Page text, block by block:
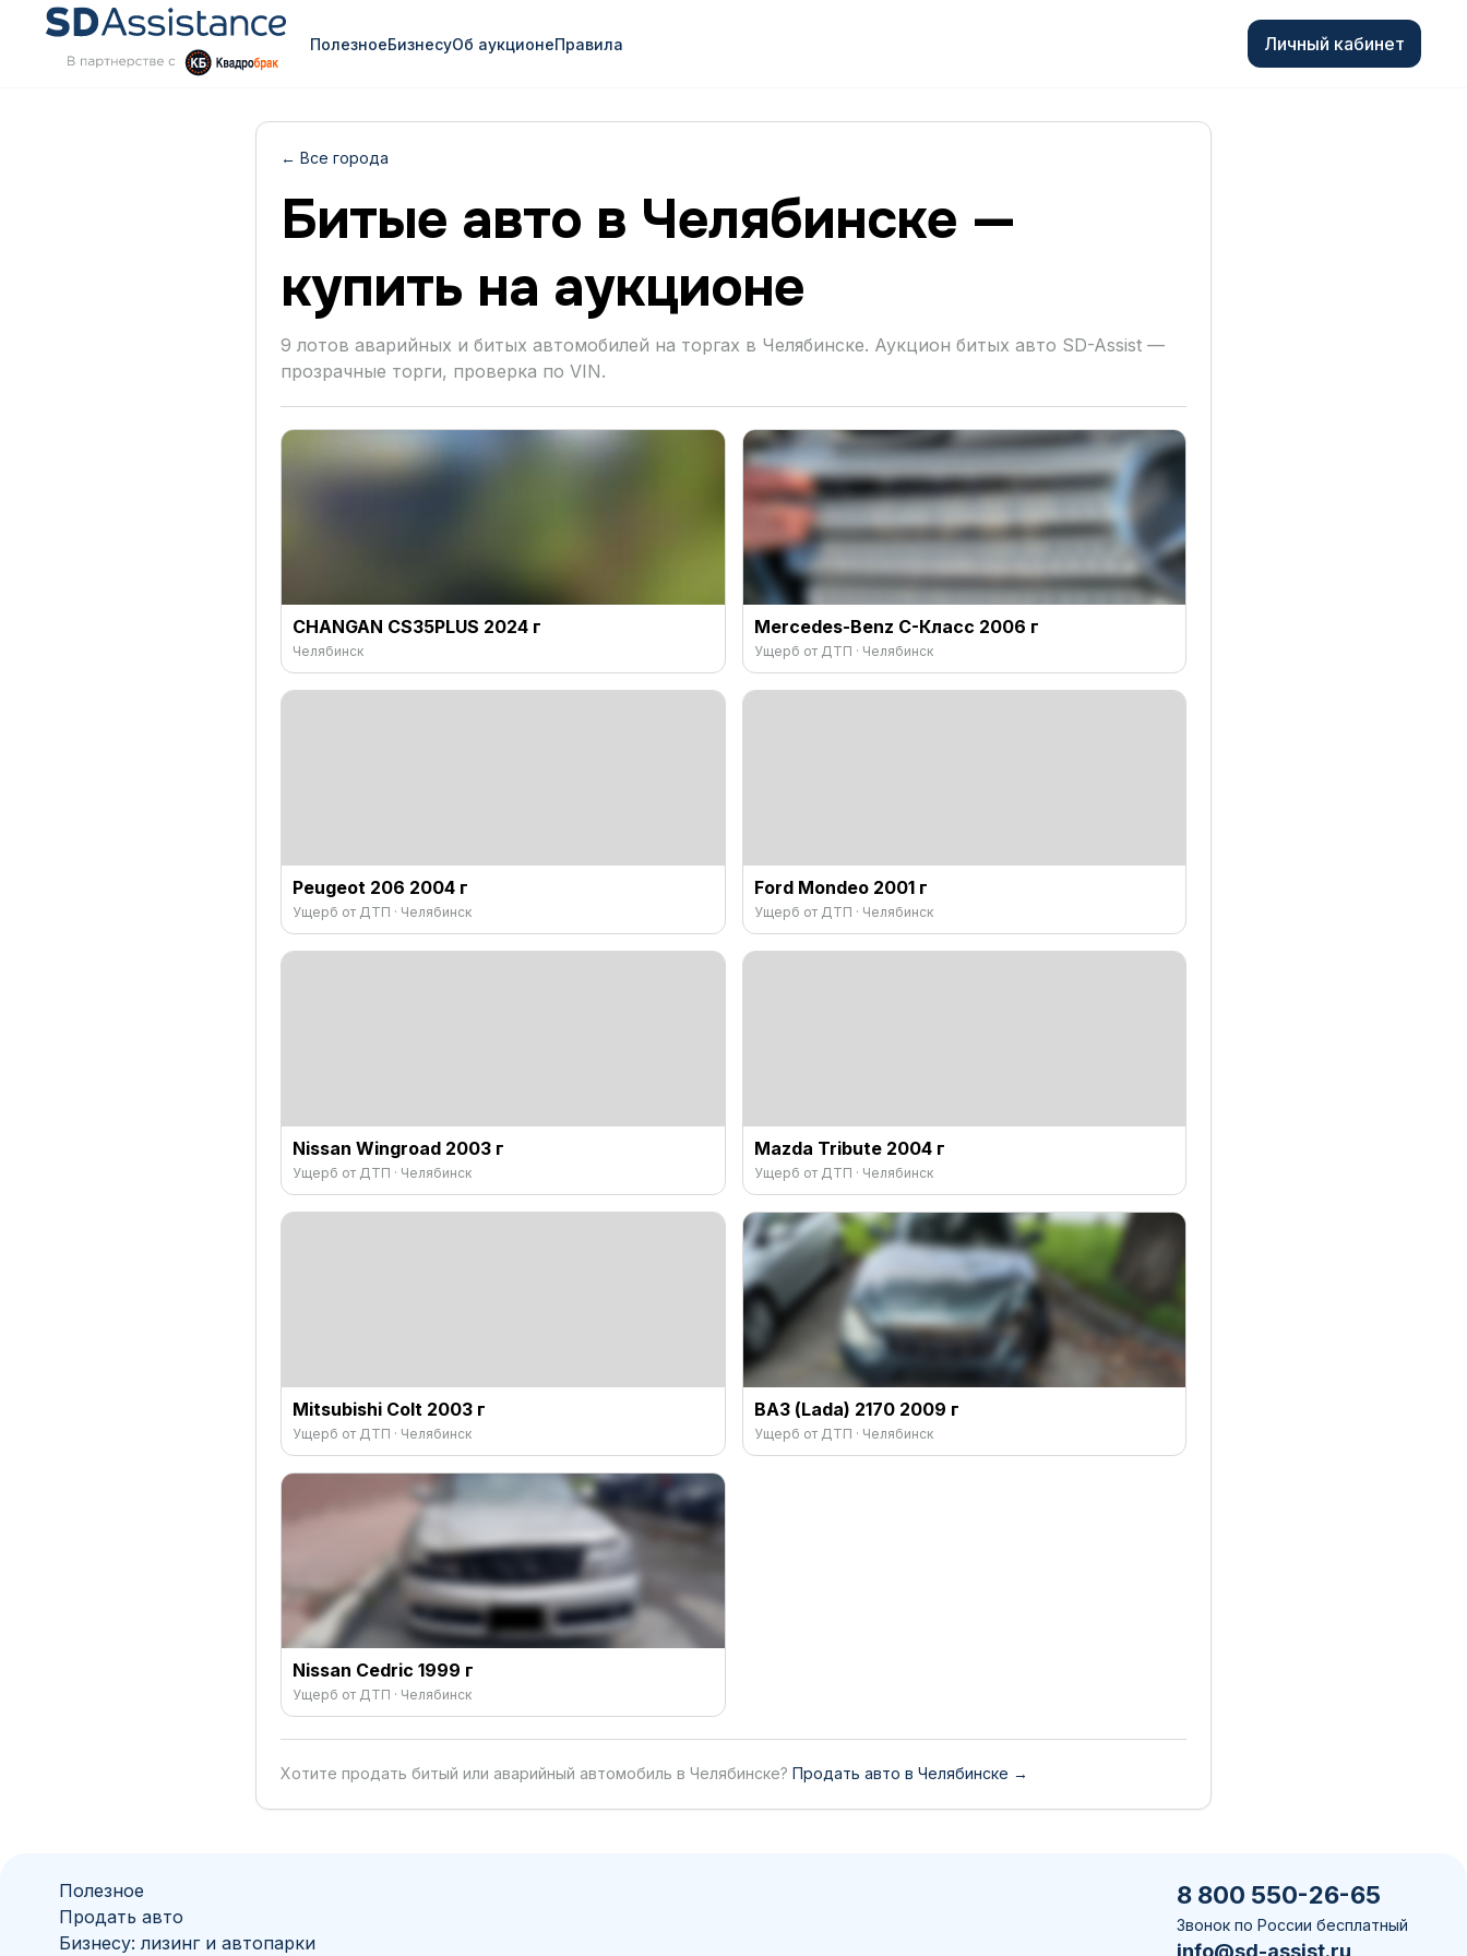
ПолезноеБизнесуОб аукционеПравила Личный кабинет
← Все города
Битые авто в Челябинске —
купить на аукционе
9 лотов аварийных и битых автомобилей на торгах в Челябинске. Аукцион битых авто SD-Assist —
прозрачные торги, проверка по VIN.
CHANGAN CS35PLUS 2024 г
Челябинск
Mercedes-Benz C-Класс 2006 г
Ущерб от ДТП · Челябинск
Peugeot 206 2004 г
Ущерб от ДТП · Челябинск
Ford Mondeo 2001 г
Ущерб от ДТП · Челябинск
Nissan Wingroad 2003 г
Ущерб от ДТП · Челябинск
Mazda Tribute 2004 г
Ущерб от ДТП · Челябинск
Mitsubishi Colt 2003 г
Ущерб от ДТП · Челябинск
ВАЗ (Lada) 2170 2009 г
Ущерб от ДТП · Челябинск
Nissan Cedric 1999 г
Ущерб от ДТП · Челябинск
Хотите продать битый или аварийный автомобиль в Челябинске? Продать авто в Челябинске →
Полезное
Продать авто
Бизнесу: лизинг и автопарки
8 800 550-26-65
Звонок по России бесплатный
info@sd-assist.ru